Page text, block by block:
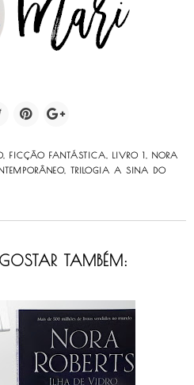
FICÇÃO FANTÁSTICA LIVRO 1
NORA
TRILOGIA A SINA DO
TAMBÉM: